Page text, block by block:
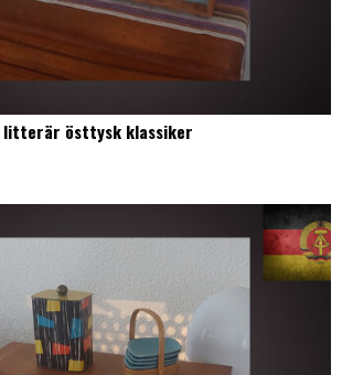
litterär östtysk klassiker